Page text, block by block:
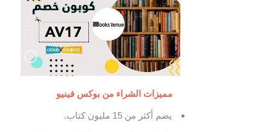
مميزات الشراء من بوكس فينيو
يضم أكثر من 15 مليون كتاب.